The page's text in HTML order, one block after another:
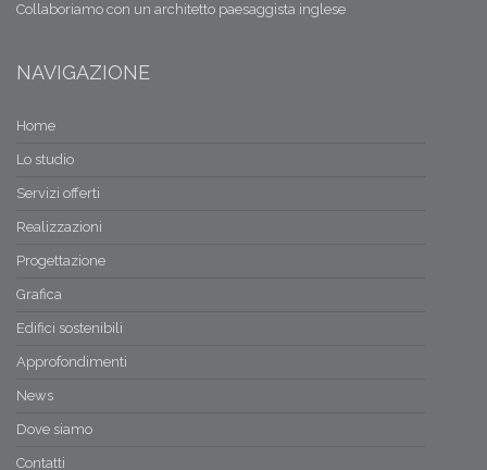
Collaboriamo con un architetto paesaggista inglese
NAVIGAZIONE
Home
Lo studio
Servizi offerti
Realizzazioni
Progettazione
Grafica
Edifici sostenibili
Approfondimenti
News
Dove siamo
Contatti